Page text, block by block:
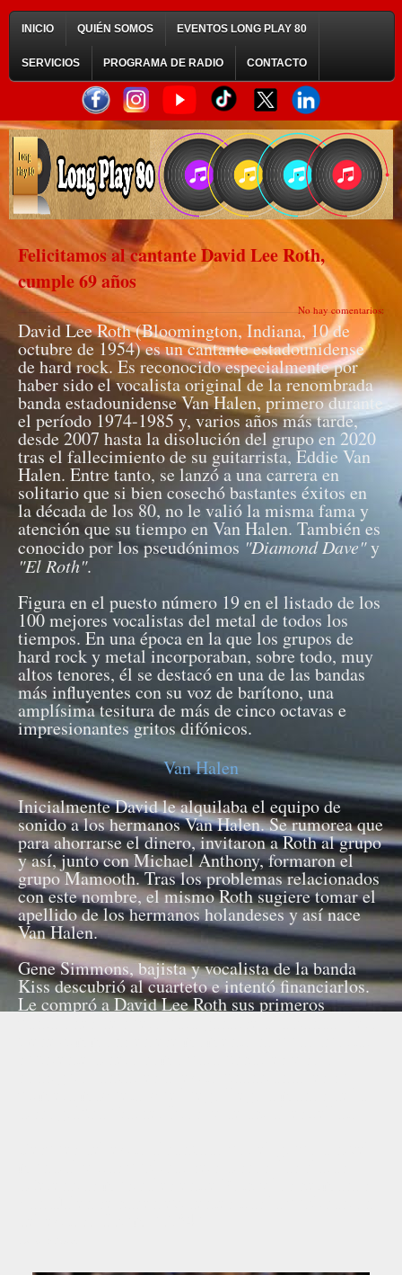
INICIO QUIÉN SOMOS EVENTOS LONG PLAY 80
SERVICIOS PROGRAMA DE RADIO CONTACTO
Felicitamos al cantante David Lee Roth,
cumple 69 años
No hay comentarios:
David Lee Roth (Bloomington, Indiana, 10 de
octubre de 1954) es un cantante estadounidense
de hard rock. Es reconocido especialmente por
haber sido el vocalista original de la renombrada
banda estadounidense Van Halen, primero durante
el período 1974-1985 y, varios años más tarde,
desde 2007 hasta la disolución del grupo en 2020
tras el fallecimiento de su guitarrista, Eddie Van
Halen. Entre tanto, se lanzó a una carrera en
solitario que si bien cosechó bastantes éxitos en
la década de los 80, no le valió la misma fama y
atención que su tiempo en Van Halen. También es
conocido por los pseudónimos "Diamond Dave"y
"El Roth".
Figura en el puesto número 19 en el listado de los
100 mejores vocalistas del metal de todos los
tiempos. En una época en la que los grupos de
hard rock y metal incorporaban, sobre todo, muy
altos tenores, él se destacó en una de las bandas
más influyentes con su voz de barítono, una
amplísima tesitura de más de cinco octavas e
impresionantes gritos difónicos.
Van Halen
Inicialmente David le alquilaba el equipo de
sonido a los hermanos Van Halen. Se rumorea que
para ahorrarse el dinero, invitaron a Roth al grupo
y así, junto con Michael Anthony, formaron el
grupo Mamooth. Tras los problemas relacionados
con este nombre, el mismo Roth sugiere tomar el
apellido de los hermanos holandeses y así nace
Van Halen.
Gene Simmons, bajista y vocalista de la banda
Kiss descubrió al cuarteto e intentó financiarlos.
Le compró a David Lee Roth sus primeros